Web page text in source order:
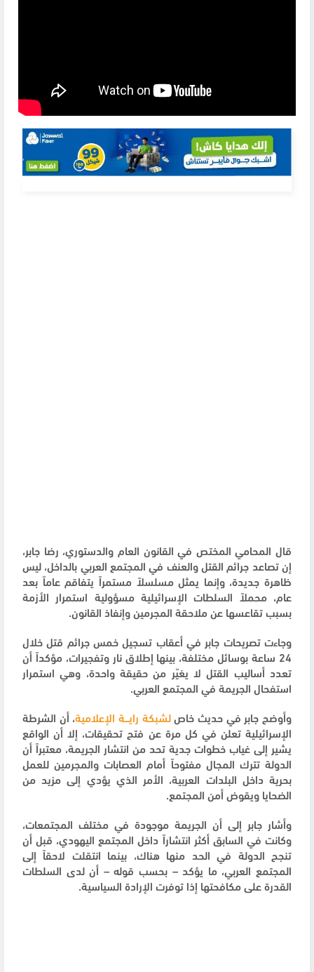
قال المحامي المختص في القانون العام والدستوري، رضا جابر،
إن تصاعد جرائم القتل والعنف في المجتمع العربي بالداخل، ليس
ظاهرة جديدة، وإنما يمثل مسلسلاً مستمراً يتفاقم عاماً بعد
عام، محملاً السلطات الإسرائيلية مسؤولية استمرار الأزمة
بسبب تقاعسها عن ملاحقة المجرمين وإنفاذ القانون.
وجاءت تصريحات جابر في أعقاب تسجيل خمس جرائم قتل خلال
24 ساعة بوسائل مختلفة، بينها إطلاق نار وتفجيرات، مؤكداً أن
تعدد أساليب القتل لا يغيّر من حقيقة واحدة، وهي استمرار
استفحال الجريمة في المجتمع العربي.
وأوضح جابر في حديث خاصلشبكة رايـــة الإعلامية، أن الشرطة
الإسرائيلية تعلن في كل مرة عن فتح تحقيقات، إلا أن الواقع
يشير إلى غياب خطوات جدية تحد من انتشار الجريمة، معتبراً أن
الدولة تترك المجال مفتوحاً أمام العصابات والمجرمين للعمل
بحرية داخل البلدات العربية، الأمر الذي يؤدي إلى مزيد من
الضحايا ويقوض أمن المجتمع.
وأشار جابر إلى أن الجريمة موجودة في مختلف المجتمعات،
وكانت في السابق أكثر انتشاراً داخل المجتمع اليهودي، قبل أن
تنجح الدولة في الحد منها هناك، بينما انتقلت لاحقاً إلى
المجتمع العربي، ما يؤكد – بحسب قوله – أن لدى السلطات
القدرة على مكافحتها إذا توفرت الإرادة السياسية.